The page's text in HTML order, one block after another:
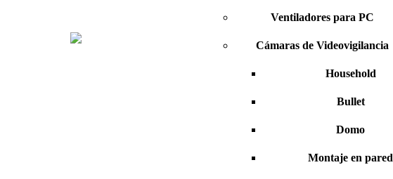
Ventiladores para PC
Cámaras de Videovigilancia
Household
Bullet
Domo
Montaje en pared